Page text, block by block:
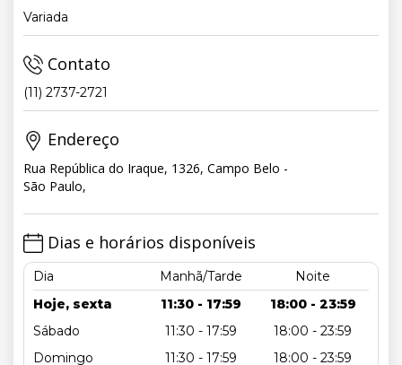
Variada
Contato
(11) 2737-2721
Endereço
Rua República do Iraque, 1326, Campo Belo -
São Paulo,
Dias e horários disponíveis
Dia Manhã/Tarde
Noite
Hoje, sexta
11:30 - 17:59
18:00 - 23:59
Sábado
11:30 - 17:59
18:00 - 23:59
Domingo
11:30 - 17:59
18:00 - 23:59